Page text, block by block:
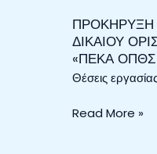
ΜΕ
Κ.Ε
(31.3022503/
IN
THE
LAND
USE
FORESTRY
ΤΟΥ
ΕΡΕΥΝΗΤΙΚΟΥ
ΕΠΣΑΔ.
ΠΡΟΚΗΡΥΞΗ
ΔΙΚΑΙΟΥ
«ΠΕΚΑ ΟΠΘΣ
Θέσεις
ΠΡΟΚΗΡΥΞΗ
ΓΙΑ
ΤΗΝ
ΠΡΟΣΛΗΨΗ
ΑΤΟΜΟΥ
Read More »